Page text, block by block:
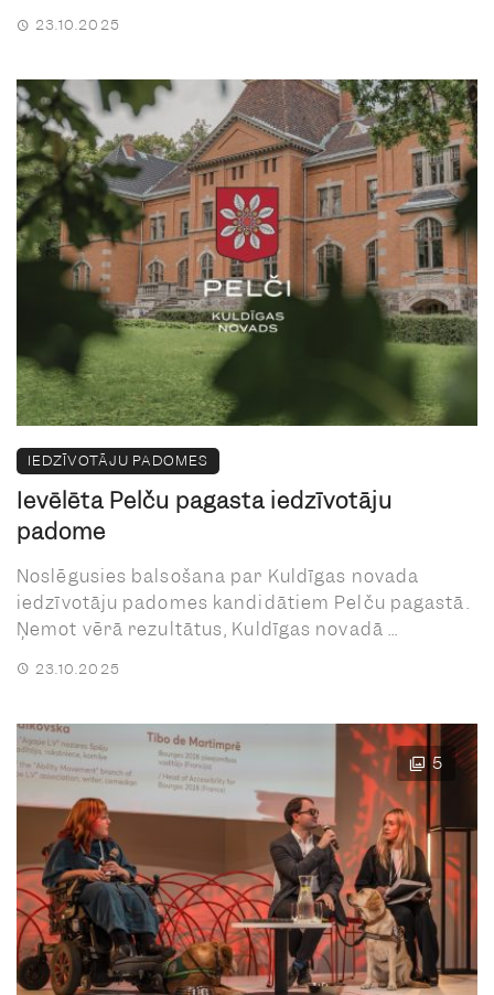
23.10.2025
IEDZĪVOTĀJU PADOMES
Ievēlēta Pelču pagasta iedzīvotāju
padome
Noslēgusies balsošana par Kuldīgas novada
iedzīvotāju padomes kandidātiem Pelču pagastā.
Ņemot vērā rezultātus, Kuldīgas novadā ...
23.10.2025
5